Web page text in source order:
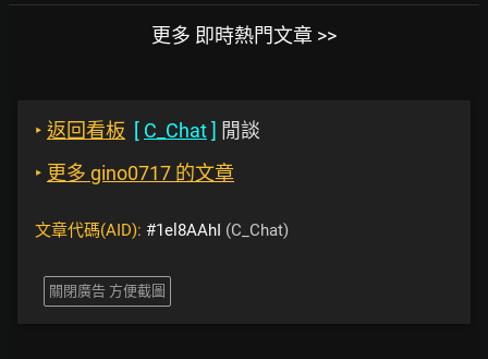
更多 即時熱門文章 >>
‣ 返回看板 [ C_Chat] 閒談
‣ 更多 gino0717 的文章
文章代碼(AID): #1el8AAhI (C_Chat)
關閉廣告 方便截圖